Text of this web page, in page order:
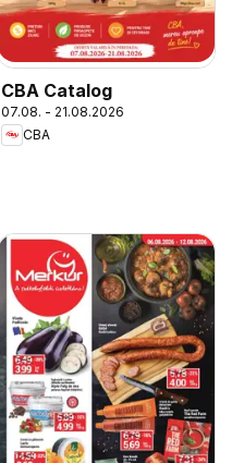
CBA Catalog
07.08. - 21.08.2026
CBA